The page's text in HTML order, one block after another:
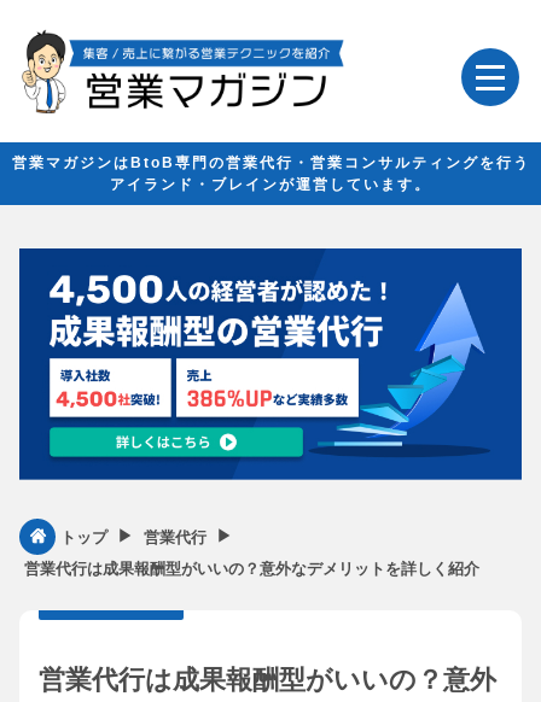
営業マガジンはBtoB専門の営業代行・営業コンサルティングを行う
アイランド・ブレインが運営しています。
トップ ▶︎ 営業代行 ▶︎
営業代行は成果報酬型がいいの？意外なデメリットを詳しく紹介
営業代行は成果報酬型がいいの？意外